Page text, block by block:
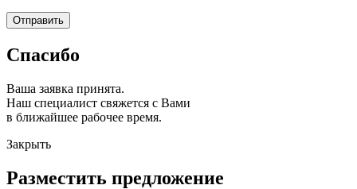
Спасибо
Ваша заявка принята.
Наш специалист свяжется с Вами
в ближайшее рабочее время.
Закрыть
Разместить предложение